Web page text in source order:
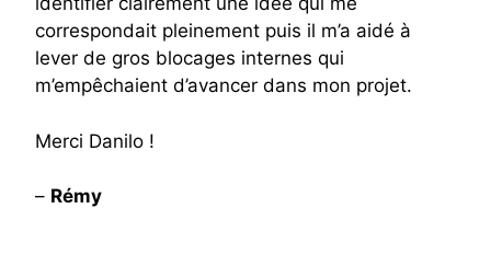
correspondait pleinement puis il m’a aidé à
lever de gros blocages internes qui
m’empêchaient d’avancer dans mon projet.
Merci Danilo !
– Rémy